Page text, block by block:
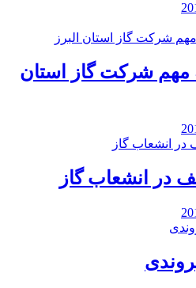
مهم شرکت گاز استان
در انشعاب گاز